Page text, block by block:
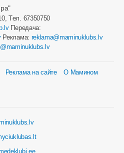
Tел. 67350750
Передача:
Реклама: reklama@maminuklubs.lv
Реклама на сайте
О Мамином